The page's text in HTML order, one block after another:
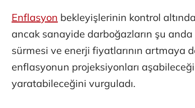
Enflasyon bekleyişlerinin kontrol
ancak sanayide darboğazların şu
sürmesi ve enerji fiyatlarının artmaya
enflasyonun projeksiyonları
yaratabileceğini vurguladı.